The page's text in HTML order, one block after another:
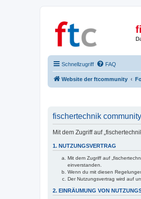
Schnellzugriff FAQ
Website der ftcommunity
fischertechnik
Mit dem Zugriff auf
1. NUTZUNGSVERTRAG
Mit dem Zugriff auf
einverstanden.
Wenn du mit diesen
Der Nutzungsvertrag wird auf
2. EINRÄUMUNG VON